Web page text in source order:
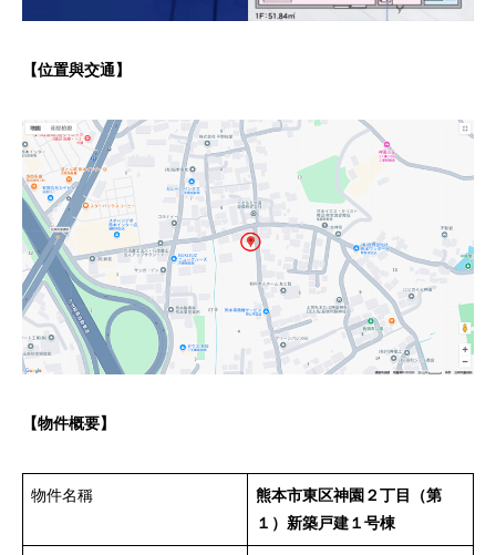
【位置與交通】
【物件概要】
物件名稱
熊本市東区神園２丁目（第
１）新築戸建１号棟